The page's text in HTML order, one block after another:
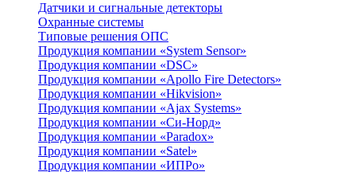
Датчики и сигнальные детекторы
Охранные системы
Типовые решения ОПС
Продукция компании «System Sensor»
Продукция компании «DSC»
Продукция компании «Apollo Fire Detectors»
Продукция компании «Hikvision»
Продукция компании «Ajax Systems»
Продукция компании «Си-Норд»
Продукция компании «Paradox»
Продукция компании «Satel»
Продукция компании «ИПРо»